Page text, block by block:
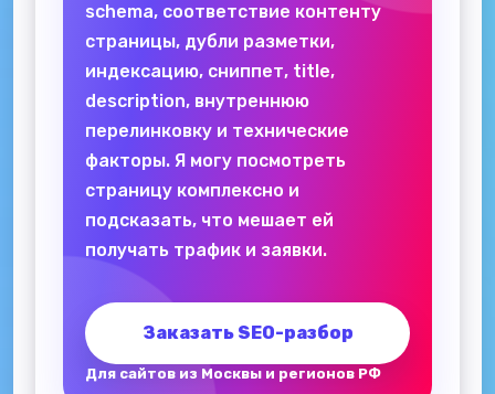
schema, соответствие контенту
страницы, дубли разметки,
индексацию, сниппет, title,
description, внутреннюю
перелинковку и технические
факторы. Я могу посмотреть
страницу комплексно и
подсказать, что мешает ей
получать трафик и заявки.
Заказать SEO-разбор
Для сайтов из Москвы и регионов РФ